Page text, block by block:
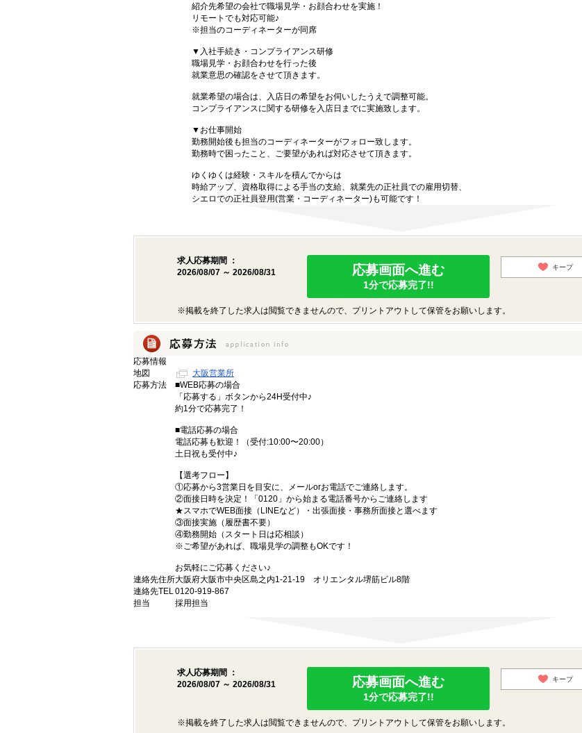
紹介先希望の会社で職場見学・お顔合わせを実施！
リモートでも対応可能♪
※担当のコーディネーターが同席
▼入社手続き・コンプライアンス研修
職場見学・お顔合わせを行った後
就業意思の確認をさせて頂きます。
就業希望の場合は、入店日の希望をお伺いしたうえで調整可能。
コンプライアンスに関する研修を入店日までに実施致します。
▼お仕事開始
勤務開始後も担当のコーディネーターがフォロー致します。
勤務時で困ったこと、ご要望があれば対応させて頂きます。
ゆくゆくは経験・スキルを積んでからは
時給アップ、資格取得による手当の支給、就業先の正社員での雇用切替、
シエロでの正社員登用(営業・コーディネーター)も可能です！
求人応募期間 ：
2026/08/07 ～ 2026/08/31
応募画面へ進む
1分で応募完了!!
キープ
※掲載を終了した求人は閲覧できませんので、プリントアウトして保管をお願いします。
応募情報
地図
大阪営業所
応募方法
■WEB応募の場合
「応募する」ボタンから24H受付中♪
約1分で応募完了！
■電話応募の場合
電話応募も歓迎！（受付:10:00〜20:00）
土日祝も受付中♪
【選考フロー】
①応募から3営業日を目安に、メールorお電話でご連絡します。
②面接日時を決定！「0120」から始まる電話番号からご連絡します
★スマホでWEB面接（LINEなど）・出張面接・事務所面接と選べます
③面接実施（履歴書不要）
④勤務開始（スタート日は応相談）
※ご希望があれば、職場見学の調整もOKです！
お気軽にご応募ください♪
連絡先住所大阪府大阪市中央区島之内1-21-19 オリエンタル堺筋ビル8階
連絡先TEL0120-919-867
担当
採用担当
求人応募期間 ：
2026/08/07 ～ 2026/08/31
応募画面へ進む
1分で応募完了!!
キープ
※掲載を終了した求人は閲覧できませんので、プリントアウトして保管をお願いします。